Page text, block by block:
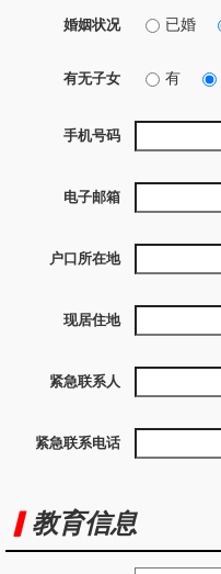
婚姻状况 已婚
有无子女 有
手机号码
电子邮箱
户口所在地
现居住地
紧急联系人
紧急联系电话
教育信息